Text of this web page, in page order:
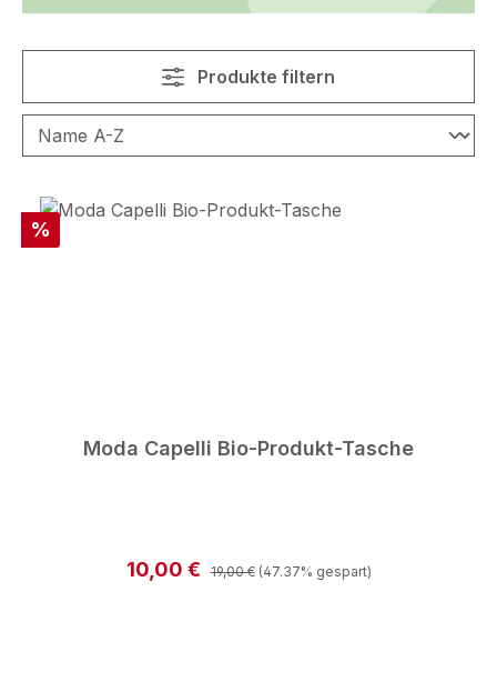
Produkte filtern
Rabatt
%
Moda Capelli Bio-Produkt-Tasche
Verkaufspreis:
10,00 € Regulärer Preis:
19,00 € (47.37% gespart)